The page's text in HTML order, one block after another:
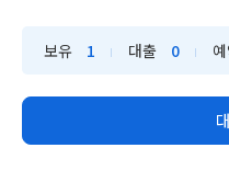
보유
1 대출 0